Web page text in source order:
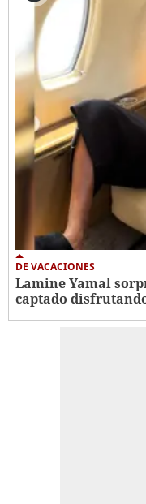
DE VACACIONES
Lamine Yamal
captado